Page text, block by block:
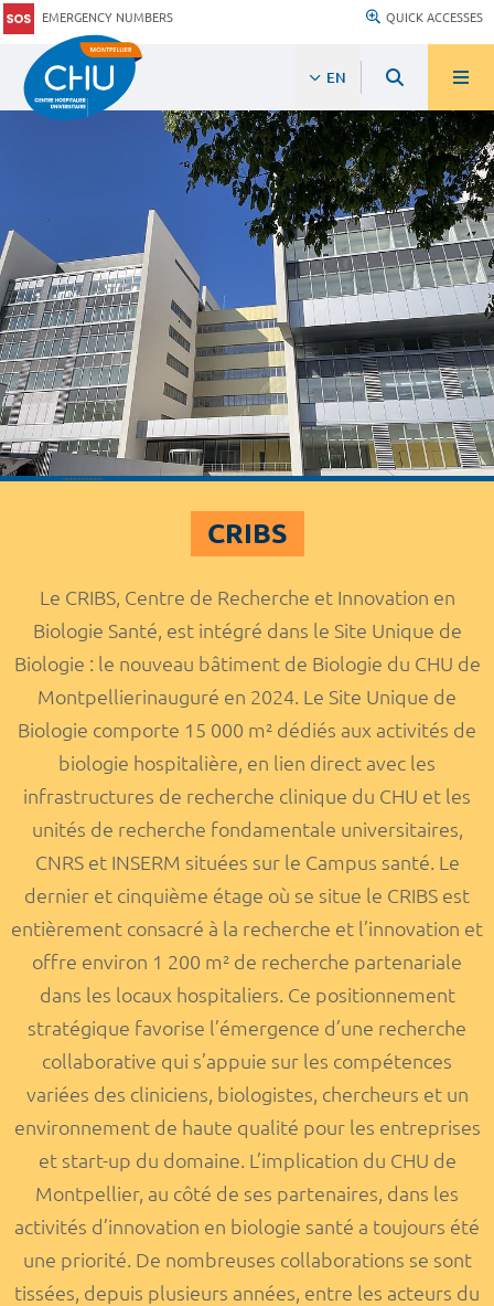
EMERGENCY NUMBERS QUICK ACCESSES
EN
CRIBS
Le CRIBS, Centre de Recherche et Innovation en
Biologie Santé, est intégré dans le Site Unique de
Biologie : le nouveau bâtiment de Biologie du CHU de
Montpellierinauguré en 2024. Le Site Unique de
Biologie comporte 15 000 m² dédiés aux activités de
biologie hospitalière, en lien direct avec les
infrastructures de recherche clinique du CHU et les
unités de recherche fondamentale universitaires,
CNRS et INSERM situées sur le Campus santé. Le
dernier et cinquième étage où se situe le CRIBS est
entièrement consacré à la recherche et l’innovation et
offre environ 1 200 m² de recherche partenariale
dans les locaux hospitaliers. Ce positionnement
stratégique favorise l’émergence d’une recherche
collaborative qui s’appuie sur les compétences
variées des cliniciens, biologistes, chercheurs et un
environnement de haute qualité pour les entreprises
et start-up du domaine. L’implication du CHU de
Montpellier, au côté de ses partenaires, dans les
activités d’innovation en biologie santé a toujours été
une priorité. De nombreuses collaborations se sont
tissées, depuis plusieurs années, entre les acteurs du